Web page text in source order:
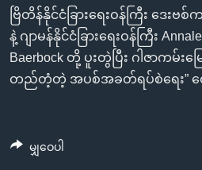
သို့
ကျော်
ကြည့်
ရှာဖွေ
နေရာ
ဗွီအိုအေ လူမှုကွန်ယက်များ
ဘာသာစကားများ
ဗြိတိန်နိုင်ငံခြားရေးဝန်ကြီး ဒေးဗစ်
နဲ့ ဂျာမန်နိုင်ငံခြားရေးဝန်ကြီး
Baerbock တို့ ပူးတွဲပြီး ဂါဇာကမ်းမ
တည်တံ့တဲ့ အပစ်အခတ်ရပ်စဲရေး”
မျှဝေပါ